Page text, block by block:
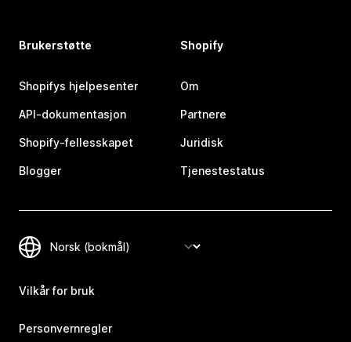
Brukerstøtte
Shopifys hjelpesenter
API-dokumentasjon
Shopify-fellesskapet
Blogger
Shopify
Om
Partnere
Juridisk
Tjenestestatus
Vilkår for bruk
Personvernregler